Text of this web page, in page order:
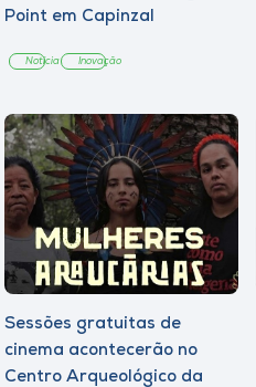
Point em Capinzal
Notícia Inovação
Sessões gratuitas de
cinema acontecerão no
Centro Arqueológico da